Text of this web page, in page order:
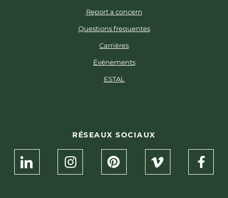
Report a concern
Questions frequentes
Carrières
Événements
ESTAL
RÉSEAUX SOCIAUX